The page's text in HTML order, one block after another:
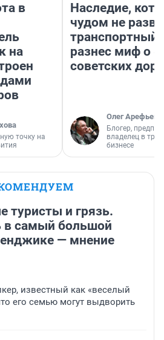
в
на
точку на
Наследие,
чудом не
транспортный
разнес миф о
советских
Олег Арефьев
Блогер,
владелец в
бизнесе
туристы и грязь.
в самый большой
— мнение
известный как «веселый
его семью могут выдворить